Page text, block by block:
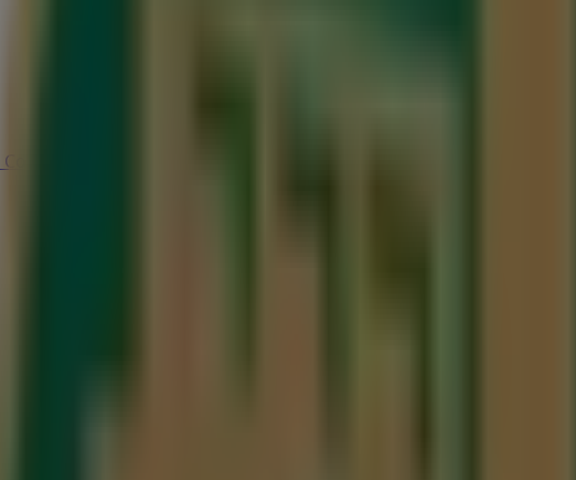
Carretas, Santiago de Querétaro